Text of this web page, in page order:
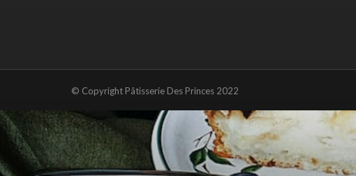
© Copyright Pâtisserie Des Princes 2022